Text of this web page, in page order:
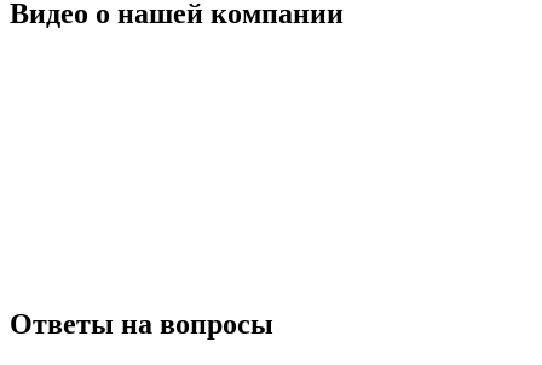
Видео о нашей компании
Ответы на вопросы